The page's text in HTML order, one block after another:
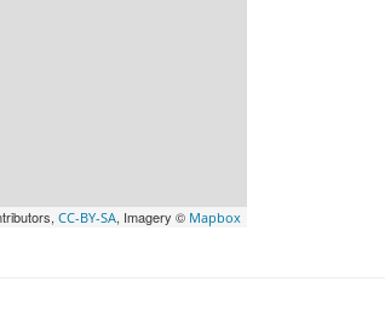
CC-BY-SA, Imagery © Mapbox